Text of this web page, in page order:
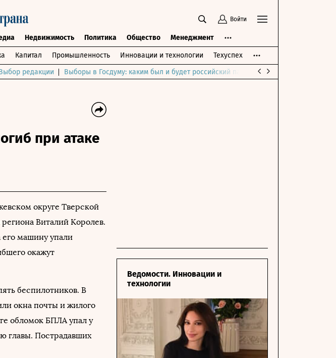
Войти
Недвижимость Политика Общество Менеджмент
Капитал Промышленность Инновации и технологии Техуспех
редакции Выборы в Госдуму: каким был и будет российский парламент
при атаке
округе Тверской
Виталий Королев.
его машину упали
окажут
беспилотников. В
окна почты и жилого
обломок БПЛА упал у
главы. Пострадавших
Ведомости. Инновации и
технологии